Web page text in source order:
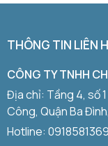
THÔNG TIN LIÊN
CÔNG TY TNHH
Địa chỉ: Tầng 4, số
Công, Quận Ba
Hotline: 0918581369